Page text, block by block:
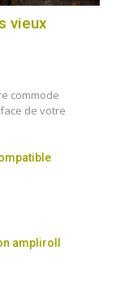
vieux
commode
de votre
ampliroll